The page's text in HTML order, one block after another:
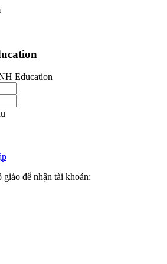
Education
để nhận tài khoản: